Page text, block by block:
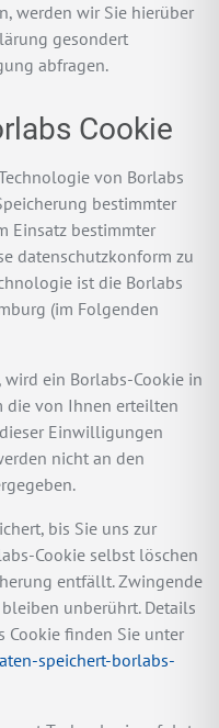
werden wir Sie hierüber
gesondert
abfragen.
Cookie
von Borlabs
bestimmter
Einsatz bestimmter
datenschutzkonform zu
ist die Borlabs
(im Folgenden
wird ein Borlabs-Cookie in
die von Ihnen erteilten
Einwilligungen
nicht an den
bis Sie uns zur
Cookie selbst löschen
entfällt. Zwingende
unberührt. Details
Cookie finden Sie unter
speichert-borlabs-